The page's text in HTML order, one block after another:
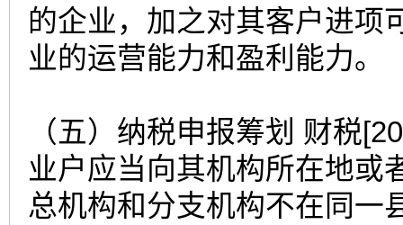
的企业，加之对其客户进项
业的运营能力和盈利能力。
（五）纳税申报筹划 财税
业户应当向其机构所在地或
总机构和分支机构不在同一